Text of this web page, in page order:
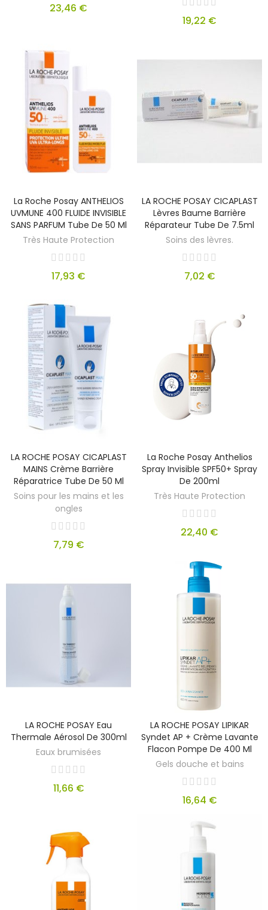
23,46 €
19,22 €
La Roche Posay ANTHELIOS
UVMUNE 400 FLUIDE INVISIBLE
SANS PARFUM Tube De 50 Ml
Très Haute Protection
17,93 €
LA ROCHE POSAY CICAPLAST
Lèvres Baume Barrière
Réparateur Tube De 7.5ml
Soins des lèvres.
7,02 €
LA ROCHE POSAY CICAPLAST
MAINS Crème Barrière
Réparatrice Tube De 50 Ml
Soins pour les mains et les
ongles
7,79 €
La Roche Posay Anthelios
Spray Invisible SPF50+ Spray
De 200ml
Très Haute Protection
22,40 €
LA ROCHE POSAY Eau
Thermale Aérosol De 300ml
Eaux brumisées
11,66 €
LA ROCHE POSAY LIPIKAR
Syndet AP + Crème Lavante
Flacon Pompe De 400 Ml
Gels douche et bains
16,64 €